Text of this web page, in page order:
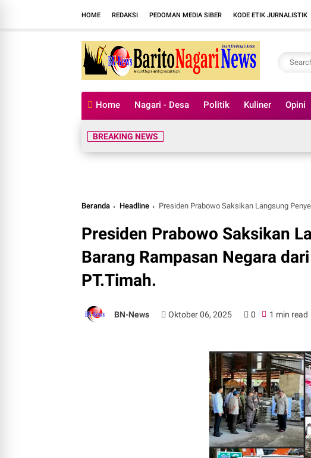
HOME REDAKSI PEDOMAN MEDIA SIBER KODE ETIK JURNALISTIK
Home Nagari - Desa Politik Kuliner Opini
BREAKING NEWS
Beranda Headline Presiden Prabowo Saksikan Langsung
Presiden Prabowo Saksikan
Barang Rampasan Negara
PT.Timah.
BN-News Oktober 06, 2025 0 1 min read